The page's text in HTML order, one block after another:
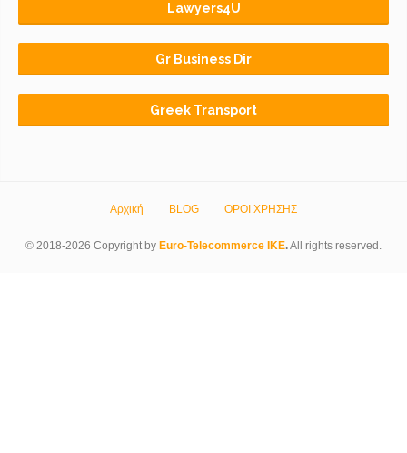
Lawyers4U
Gr Business Dir
Greek Transport
Αρχική BLOG ΟΡΟΙ ΧΡΗΣΗΣ
© 2018-2026 Copyright by Euro-Telecommerce IKE.All rights reserved.